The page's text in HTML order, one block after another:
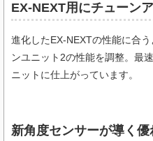
EX-NEXT用にチューン
進化したEX-NEXTの性能に合
ンユニット2の性能を調整。最
ニットに仕上がっています。
新角度センサーが導く